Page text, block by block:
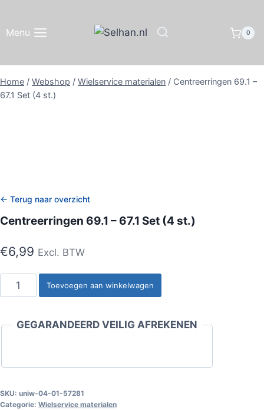
inhoud
Menu 0
Home / Webshop / Wielservice materialen / Centreerringen 69.1 –
67.1 Set (4 st.)
← Terug naar overzicht
Centreerringen 69.1 – 67.1 Set (4 st.)
€6,99 Excl. BTW
Centreerringen
69.1
67.1
aantal
Toevoegen aan winkelwagen
GEGARANDEERD VEILIG AFREKENEN
SKU: uniw-04-01-57281
Categorie: Wielservice materialen